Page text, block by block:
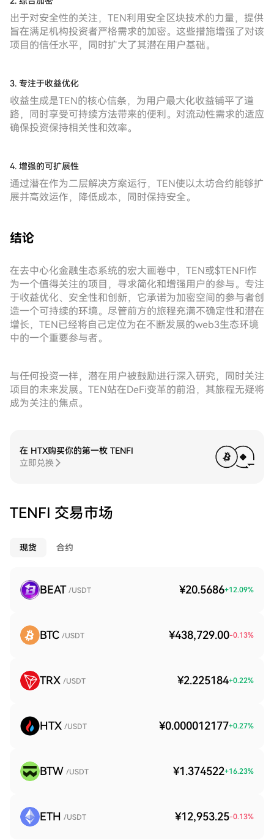
出于对安全性的关注，TEN利用安全区块技术的力量，提供
旨在满足机构投资者严格需求的加密。这些措施增强了对该
项目的信任水平，同时扩大了其潜在用户基础。
3. 专注于收益优化
收益生成是TEN的核心信条，为用户最大化收益铺平了道
路，同时享受可持续方法带来的便利。对流动性需求的适应
确保投资保持相关性和效率。
4. 增强的可扩展性
通过潜在作为二层解决方案运行，TEN使以太坊合约能够扩
展并高效运作，降低成本，同时保持安全。
结论
在去中心化金融生态系统的宏大画卷中，TEN或$TENFI作
为一个值得关注的项目，寻求简化和增强用户的参与。专注
于收益优化、安全性和创新，它承诺为加密空间的参与者创
造一个可持续的环境。尽管前方的旅程充满不确定性和潜在
增长，TEN已经将自己定位为在不断发展的web3生态环境
中的一个重要参与者。
与任何投资一样，潜在用户被鼓励进行深入研究，同时关注
项目的未来发展。TEN站在DeFi变革的前沿，其旅程无疑将
成为关注的焦点。
在 HTX购买你的第一枚 TENFI
立即兑换
TENFI 交易市场
现货 合约
BEAT /USDT ¥20.5686+12.09%
BTC /USDT ¥438,729.00-0.13%
TRX /USDT ¥2.225184+0.22%
HTX /USDT ¥0.000012177+0.27%
BTW /USDT ¥1.374522+16.23%
ETH /USDT ¥12,953.25-0.13%